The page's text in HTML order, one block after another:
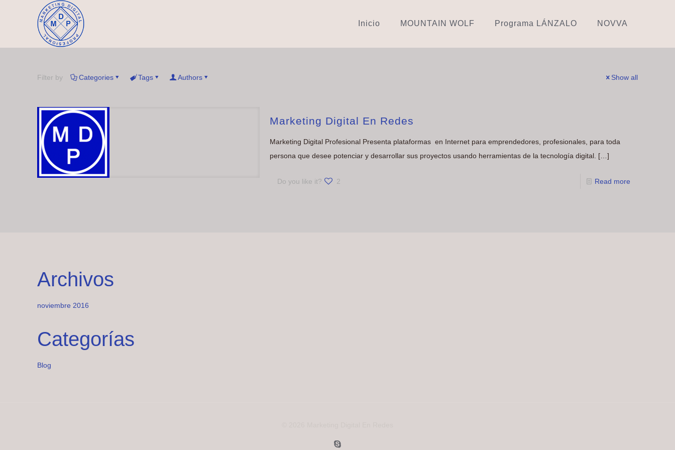
Inicio MOUNTAIN WOLF Programa LÁNZALO NOVVA
Filter by Categories Tags Authors Show all
Marketing Digital En Redes
Marketing Digital Profesional Presenta plataformas en Internet para emprendedores, profesionales, para toda
persona que desee potenciar y desarrollar sus proyectos usando herramientas de la tecnología digital. […]
Do you like it? 2 Read more
Archivos
noviembre 2016
Categorías
Blog